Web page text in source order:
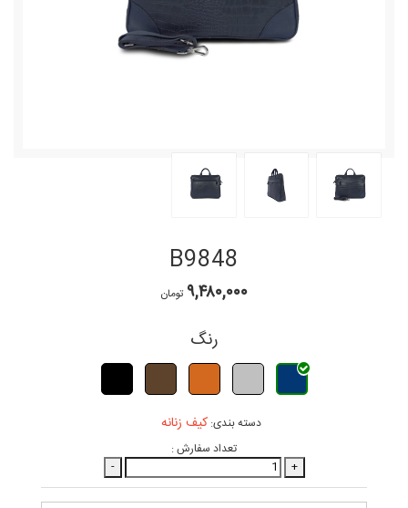
B9848
۹,۴۸۰,۰۰۰ تومان
رنگ
دسته بندی:کیف زنانه
تعداد سفارش :
+
-